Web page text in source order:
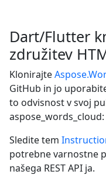
Dart/Flutter
združitev
Klonirajte
GitHub in jo
to odvisnost v svoj
aspose_words_cloud:
Sledite tem
potrebne varnostne
našega REST API ja.